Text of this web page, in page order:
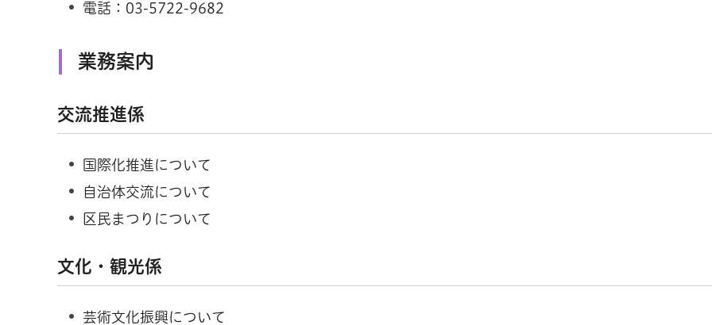
電話：03-5722-9682
業務案内
交流推進係
国際化推進について
自治体交流について
区民まつりについて
文化・観光係
芸術文化振興について